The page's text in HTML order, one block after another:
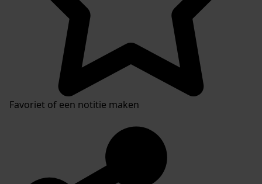
Favoriet of een notitie maken